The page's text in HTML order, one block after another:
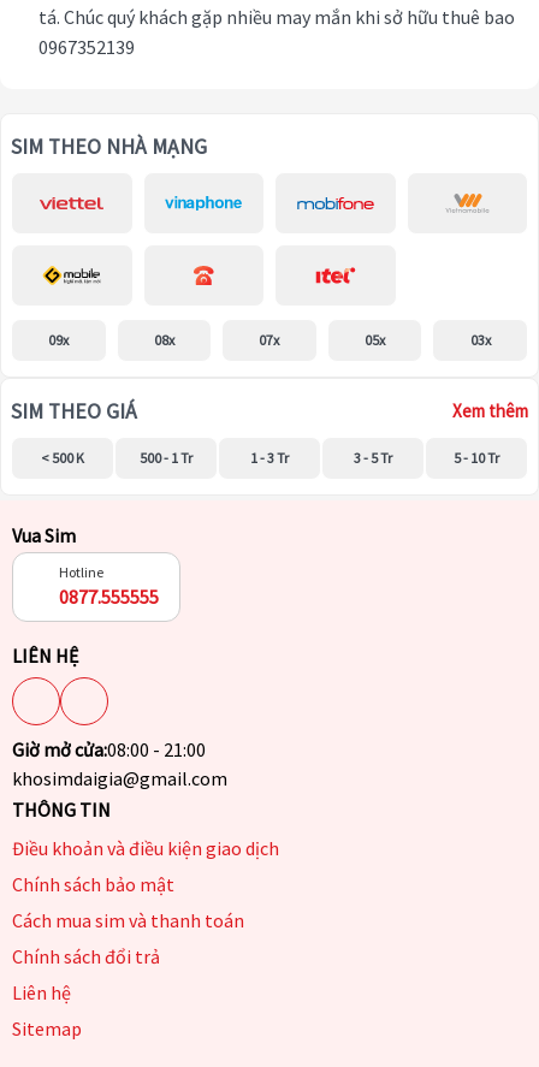
tá. Chúc quý khách gặp nhiều may mắn khi sở hữu thuê bao
0967352139
SIM THEO NHÀ MẠNG
09x 08x 07x 05x 03x
SIM THEO GIÁ Xem thêm
< 500 K 500 - 1 Tr 1 - 3 Tr 3 - 5 Tr 5 - 10 Tr
Vua Sim
Hotline
0877.555555
LIÊN HỆ
Giờ mở cửa:08:00 - 21:00
khosimdaigia@gmail.com
THÔNG TIN
Điều khoản và điều kiện giao dịch
Chính sách bảo mật
Cách mua sim và thanh toán
Chính sách đổi trả
Liên hệ
Sitemap